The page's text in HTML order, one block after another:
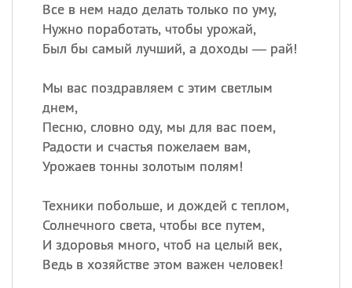
Все в нем надо делать только по уму,
Нужно поработать, чтобы урожай,
Был бы самый лучший, а доходы — рай!
Мы вас поздравляем с этим светлым
днем,
Песню, словно оду, мы для вас поем,
Радости и счастья пожелаем вам,
Урожаев тонны золотым полям!
Техники побольше, и дождей с теплом,
Солнечного света, чтобы все путем,
И здоровья много, чтоб на целый век,
Ведь в хозяйстве этом важен человек!